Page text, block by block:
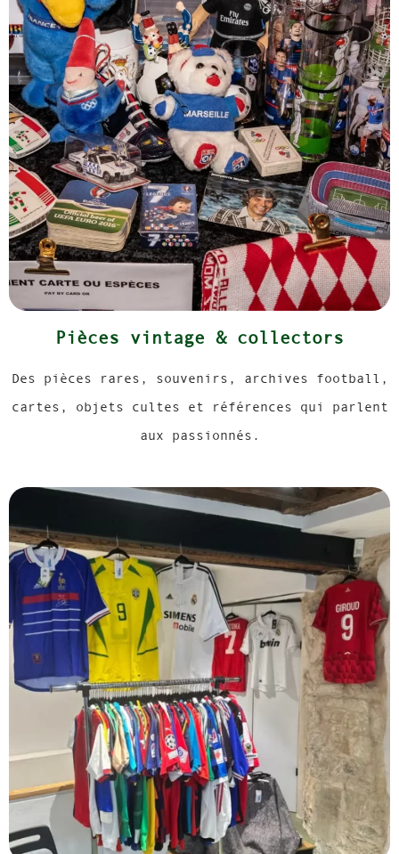
Pièces vintage & collectors
Des pièces rares, souvenirs, archives football,
cartes, objets cultes et références qui parlent
aux passionnés.